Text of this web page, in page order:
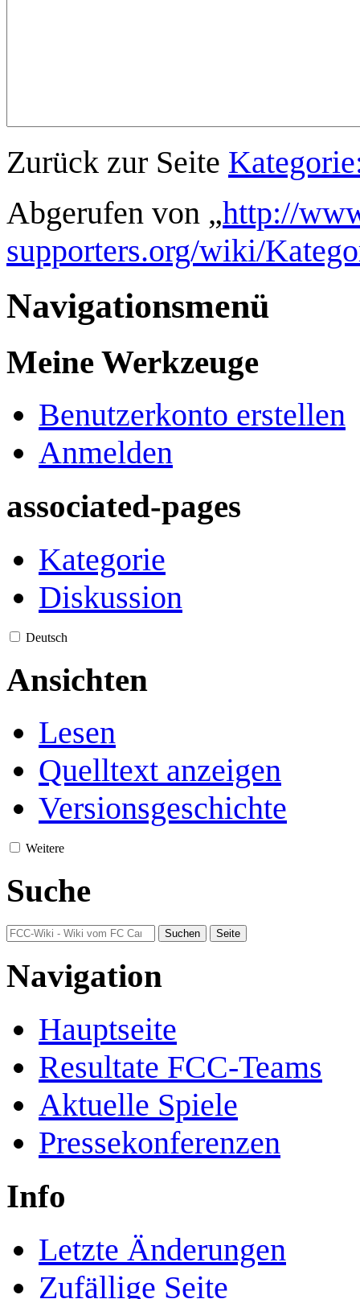
Zurück zur Seite
Abgerufen von „http://
supporters.org/wiki/
Navigationsmenü
Meine Werkzeuge
Benutzerkonto erstellen
Anmelden
associated-pages
Kategorie
Diskussion
Deutsch
Ansichten
Lesen
Quelltext anzeigen
Versionsgeschichte
Weitere
Suche
Navigation
Hauptseite
Resultate FCC-Teams
Aktuelle Spiele
Pressekonferenzen
Info
Letzte Änderungen
Zufällige Seite